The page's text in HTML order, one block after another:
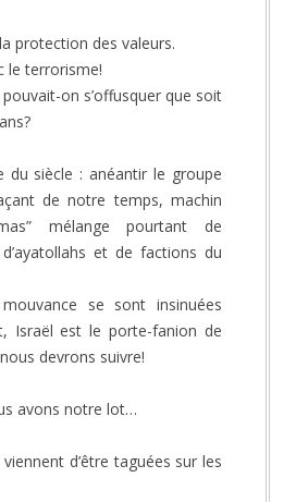
protection des valeurs.
le terrorisme!
on s’offusquer que soit
du siècle : anéantir le groupe
de notre temps, machin
mélange pourtant de
et de factions du
se sont insinuées
Israël est le porte-fanion de
devrons suivre!
avons notre lot…
d’être taguées sur les